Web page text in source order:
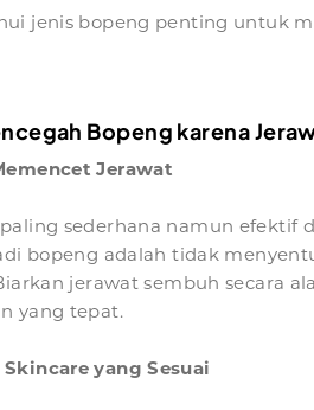
jenis bopeng penting untuk
Bopeng karena
Jerawat
sederhana namun efektif
bopeng adalah tidak
jerawat sembuh secara
yang tepat.
yang Sesuai